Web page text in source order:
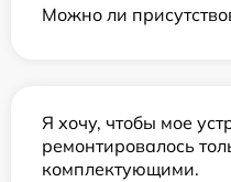
Можно ли
Я хочу, чтобы мое
ремонтировалось
комплектующими.